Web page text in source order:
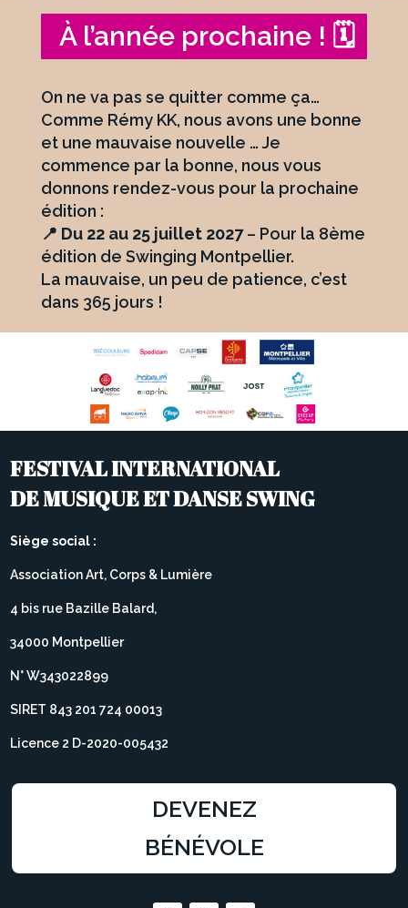
À l’année prochaine ! 🗓️
On ne va pas se quitter comme ça…
Comme Rémy KK, nous avons une bonne
et une mauvaise nouvelle … Je
commence par la bonne, nous vous
donnons rendez-vous pour la prochaine
édition :
📍 Du 22 au 25 juillet 2027– Pour la 8ème
édition de Swinging Montpellier.
La mauvaise, un peu de patience, c’est
dans 365 jours !
FESTIVAL INTERNATIONAL
DE MUSIQUE ET DANSE SWING
Siège social :
Association Art, Corps & Lumière
4 bis rue Bazille Balard,
34000 Montpellier
N° W343022899
SIRET 843 201 724 00013
Licence 2 D-2020-005432
DEVENEZ
BÉNÉVOLE